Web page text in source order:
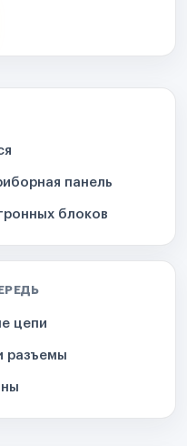
панель
блоков
цепи
разъемы